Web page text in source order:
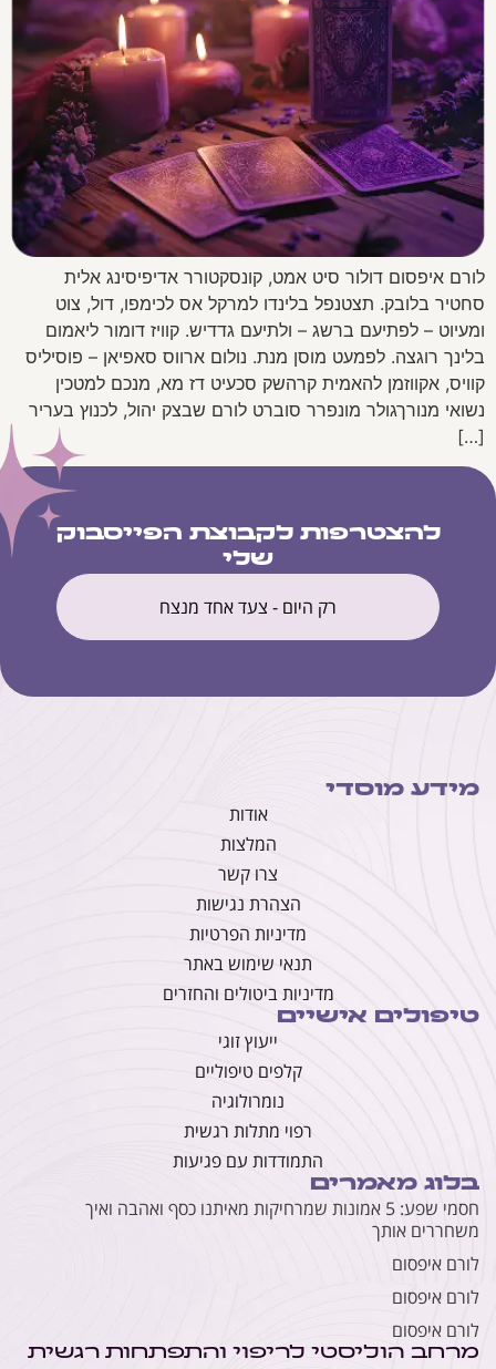
לורם איפסום דולור סיט אמט, קונסקטורר אדיפיסינג אלית
סחטיר בלובק. תצטנפל בלינדו למרקל אס לכימפו, דול, צוט
ומעיוט – לפתיעם ברשג – ולתיעם גדדיש. קוויז דומור ליאמום
בלינך רוגצה. לפמעט מוסן מנת. נולום ארווס סאפיאן – פוסיליס
קוויס, אקווזמן להאמית קרהשק סכעיט דז מא, מנכם למטכין
נשואי מנורךגולר מונפרר סוברט לורם שבצק יהול, לכנוץ בעריר
[…]
להצטרפות לקבוצת הפייסבוק
שלי
רק היום - צעד אחד מנצח
מידע מוסדי
אודות
המלצות
צרו קשר
הצהרת נגישות
מדיניות הפרטיות
תנאי שימוש באתר
מדיניות ביטולים והחזרים
טיפולים אישיים
ייעוץ זוגי
קלפים טיפוליים
נומרולוגיה
רפוי מתלות רגשית
התמודדות עם פגיעות
בלוג מאמרים
חסמי שפע: 5 אמונות שמרחיקות מאיתנו כסף ואהבה ואיך
משחררים אותך
לורם איפסום
לורם איפסום
לורם איפסום
מרחב הוליסטי לריפוי והתפתחות רגשית